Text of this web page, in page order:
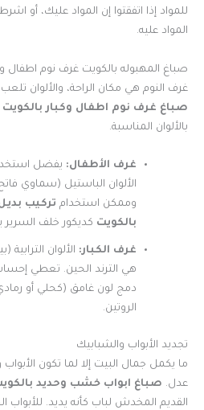
للمواد إذا اتفقتوا إن المواد عليك، أو
المواد عليه.
صباغ المهبوله بالكويت غرف نوم اطفال
غرف النوم هي مكان الراحة، والألوان
صباغ غرف نوم اطفال وكبار بالكويت
بالألوان المناسبة.
غرف الأطفال: يفضل
الألوان الباستيل (سماوي
وممكن استخدام تركيب
بالكويت كديكور خلف
غرف الكبار:
هي الترند الحين. تعطي
دمج لون غامق (كحلي أو
الروتين.
تجديد الأبواب والشبابيك
ما يكمل جمال البيت إلا لما تكون
عدل. صباغ ابواب خشب وحديد
القديم المخدش لباب كأنه يديد. للأبواب